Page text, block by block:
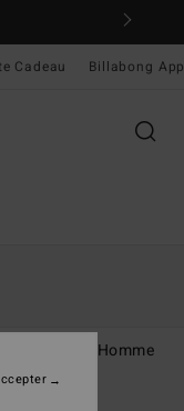
Cadeau Billabong App
Blanc Homme